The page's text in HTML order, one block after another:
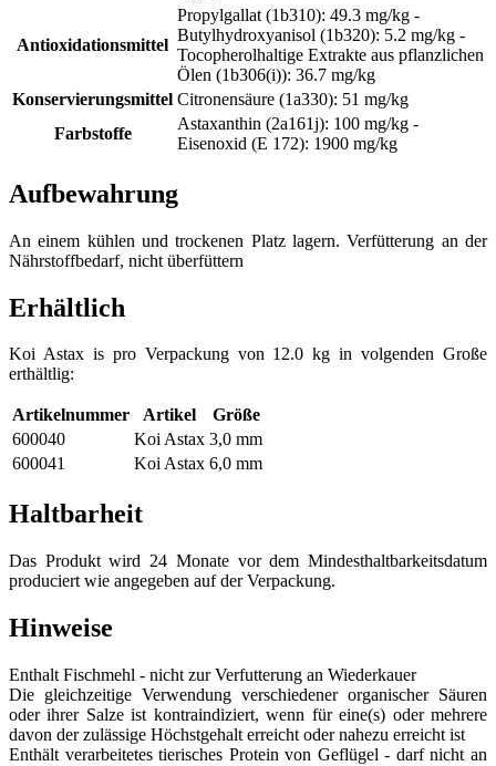
Antioxidationsmittel
Propylgallat (1b310): 49.3 mg/kg -
Butylhydroxyanisol (1b320): 5.2 mg/kg -
Tocopherolhaltige Extrakte aus pflanzlichen
Ölen (1b306(i)): 36.7 mg/kg
Konservierungsmittel Citronensäure (1a330): 51 mg/kg
Farbstoffe
Astaxanthin (2a161j): 100 mg/kg -
Eisenoxid (E 172): 1900 mg/kg
Aufbewahrung
An einem kühlen und trockenen Platz lagern. Verfütterung an der
Nährstoffbedarf, nicht überfüttern
Erhältlich
Koi Astax is pro Verpackung von 12.0 kg in volgenden Große
erthältlig:
Artikelnummer Artikel
Größe
600040
Koi Astax 3,0 mm
600041
Koi Astax 6,0 mm
Haltbarheit
Das Produkt wird 24 Monate vor dem Mindesthaltbarkeitsdatum
produciert wie angegeben auf der Verpackung.
Hinweise
Enthalt Fischmehl - nicht zur Verfutterung an Wiederkauer
Die gleichzeitige Verwendung verschiedener organischer Säuren
oder ihrer Salze ist kontraindiziert, wenn für eine(s) oder mehrere
davon der zulässige Höchstgehalt erreicht oder nahezu erreicht ist
Enthält verarbeitetes tierisches Protein von Geflügel - darf nicht an